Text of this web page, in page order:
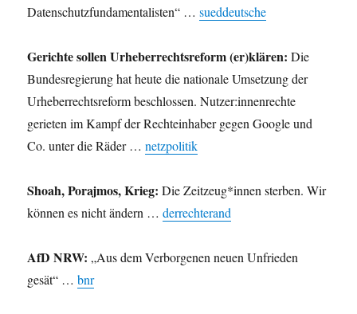
Datenschutzfundamentalisten“ …sueddeutsche
Gerichte sollen Urheberrechtsreform (er)klären: Die
Bundesregierung hat heute die nationale Umsetzung der
Urheberrechtsreform beschlossen. Nutzer:innenrechte
gerieten im Kampf der Rechteinhaber gegen Google und
Co. unter die Räder …netzpolitik
Shoah, Porajmos, Krieg: Die Zeitzeug*innen sterben. Wir
können es nicht ändern …derrechterand
AfD NRW: „Aus dem Verborgenen neuen Unfrieden
gesät“ …bnr